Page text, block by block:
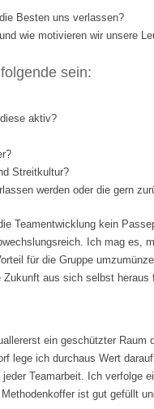
Besten uns verlassen?
wie motivieren wir unsere
sein:
aktiv?
Streitkultur?
werden oder die gern
Teamentwicklung kein
Ich mag es,
für die Gruppe
aus sich selbst heraus
ein geschützter Raum
lege ich durchaus Wert
Teamarbeit. Ich verfolge
ist gut gefüllt